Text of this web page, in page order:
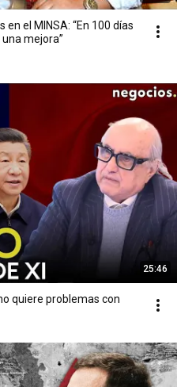
en el MINSA: “En 100 días
mejora”
25:46
quiere problemas con